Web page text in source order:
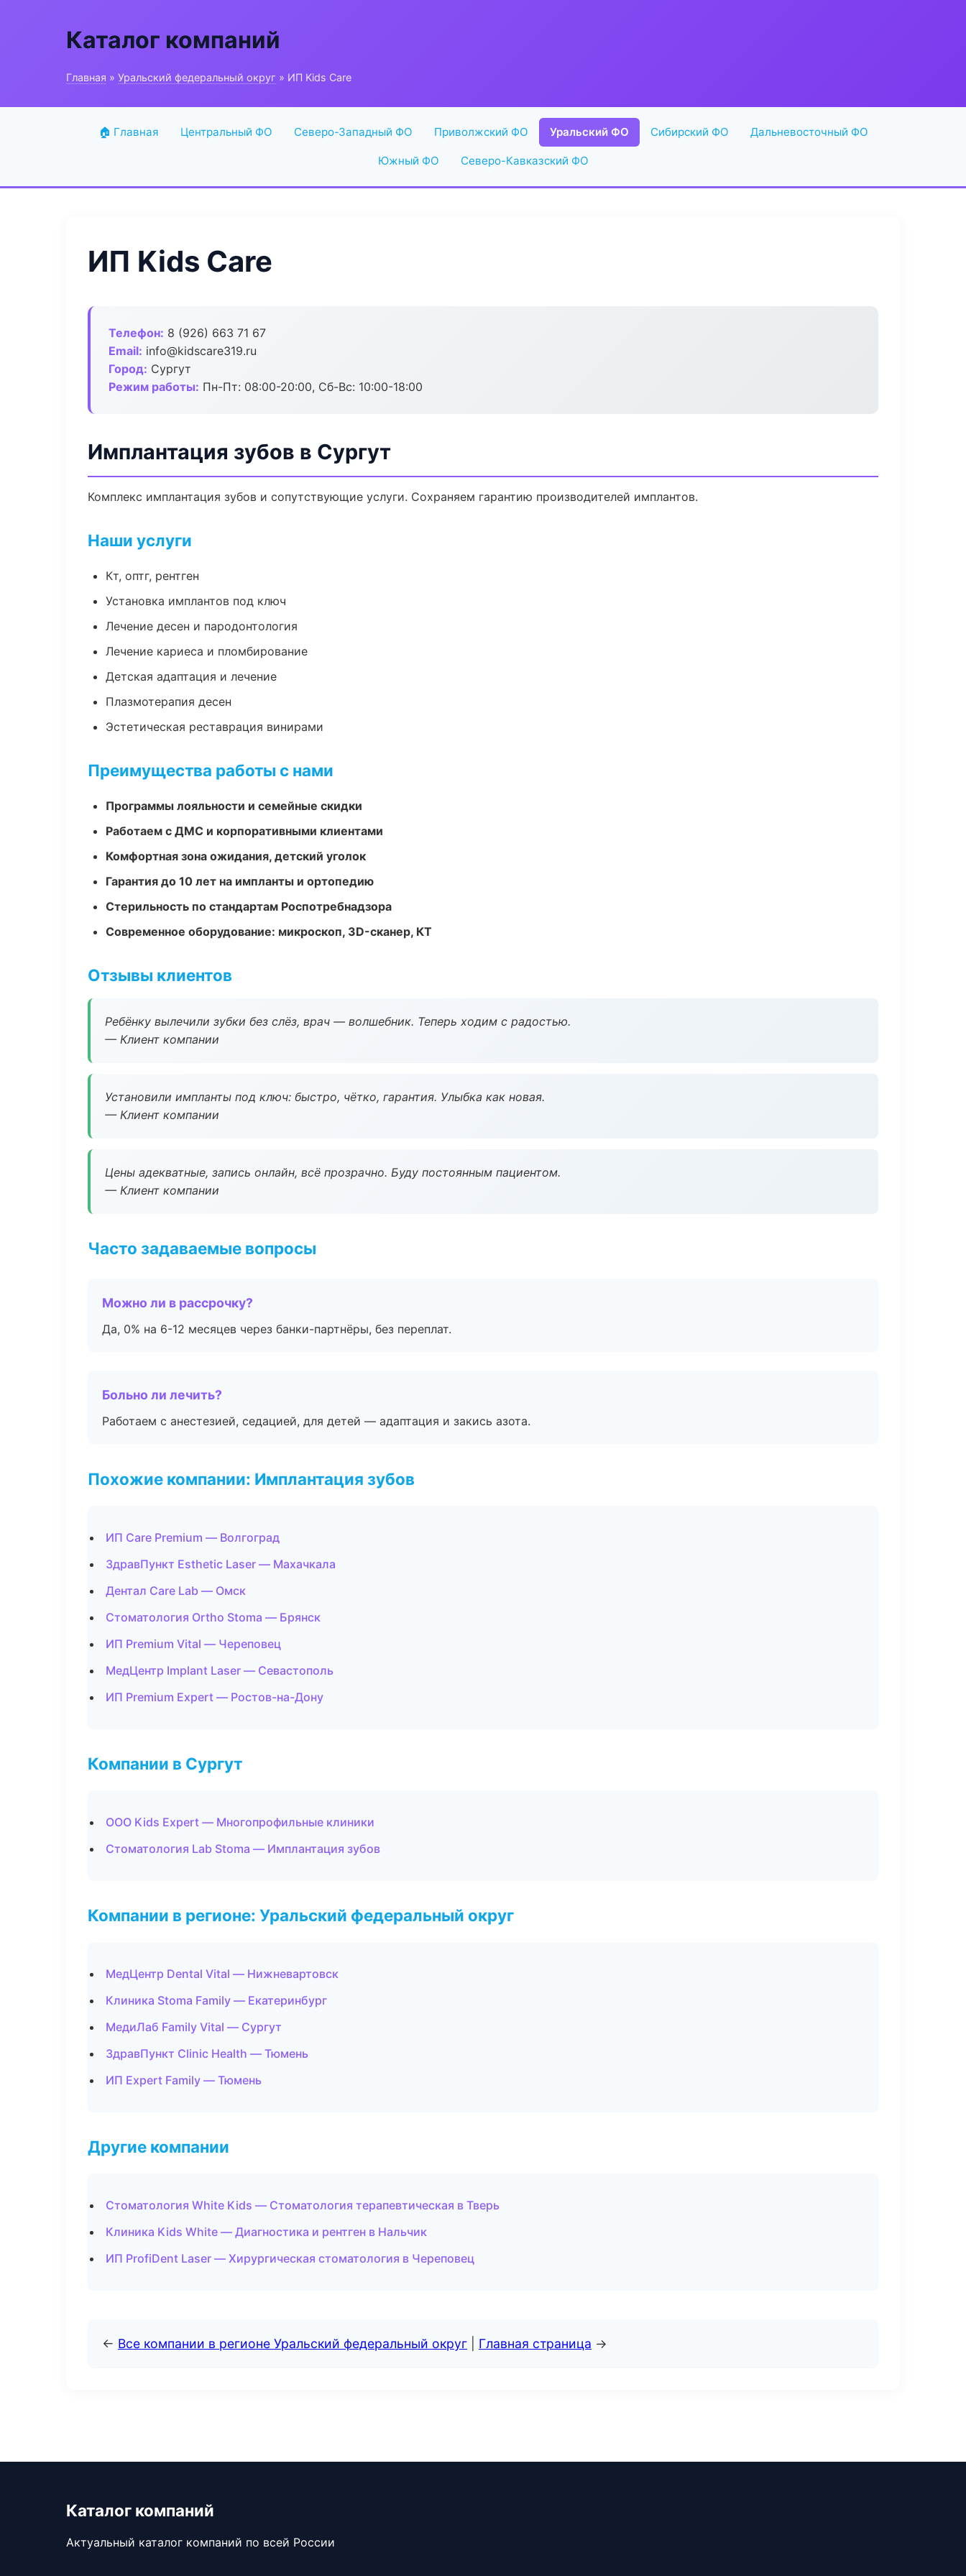
Каталог компаний
Главная » Уральский федеральный округ » ИП Kids Care
🏠 Главная Центральный ФО Северо-Западный ФО Приволжский ФО Уральский ФО Сибирский ФО Дальневосточный ФО
Южный ФО Северо-Кавказский ФО
ИП Kids Care
Телефон: 8 (926) 663 71 67
Email: info@kidscare319.ru
Город: Сургут
Режим работы: Пн-Пт: 08:00-20:00, Сб-Вс: 10:00-18:00
Имплантация зубов в Сургут
Комплекс имплантация зубов и сопутствующие услуги. Сохраняем гарантию производителей имплантов.
Наши услуги
Кт, оптг, рентген
Установка имплантов под ключ
Лечение десен и пародонтология
Лечение кариеса и пломбирование
Детская адаптация и лечение
Плазмотерапия десен
Эстетическая реставрация винирами
Преимущества работы с нами
Программы лояльности и семейные скидки
Работаем с ДМС и корпоративными клиентами
Комфортная зона ожидания, детский уголок
Гарантия до 10 лет на импланты и ортопедию
Стерильность по стандартам Роспотребнадзора
Современное оборудование: микроскоп, 3D-сканер, КТ
Отзывы клиентов
Ребёнку вылечили зубки без слёз, врач — волшебник. Теперь ходим с радостью.
— Клиент компании
Установили импланты под ключ: быстро, чётко, гарантия. Улыбка как новая.
— Клиент компании
Цены адекватные, запись онлайн, всё прозрачно. Буду постоянным пациентом.
— Клиент компании
Часто задаваемые вопросы
Можно ли в рассрочку?
Да, 0% на 6-12 месяцев через банки-партнёры, без переплат.
Больно ли лечить?
Работаем с анестезией, седацией, для детей — адаптация и закись азота.
Похожие компании: Имплантация зубов
ИП Care Premium — Волгоград
ЗдравПункт Esthetic Laser — Махачкала
Дентал Care Lab — Омск
Стоматология Ortho Stoma — Брянск
ИП Premium Vital — Череповец
МедЦентр Implant Laser — Севастополь
ИП Premium Expert — Ростов-на-Дону
Компании в Сургут
ООО Kids Expert — Многопрофильные клиники
Стоматология Lab Stoma — Имплантация зубов
Компании в регионе: Уральский федеральный округ
МедЦентр Dental Vital — Нижневартовск
Клиника Stoma Family — Екатеринбург
МедиЛаб Family Vital — Сургут
ЗдравПункт Clinic Health — Тюмень
ИП Expert Family — Тюмень
Другие компании
Стоматология White Kids — Стоматология терапевтическая в Тверь
Клиника Kids White — Диагностика и рентген в Нальчик
ИП ProfiDent Laser — Хирургическая стоматология в Череповец
← Все компании в регионе Уральский федеральный округ Главная страница →
Каталог компаний
Актуальный каталог компаний по всей России